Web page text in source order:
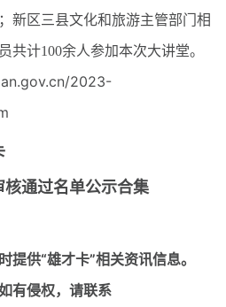
新区三县文化和旅游主管部门相
共计100余人参加本次大讲堂。
2023-
通过名单公示合集
提供“雄才卡”相关资讯信息。
有侵权，请联系